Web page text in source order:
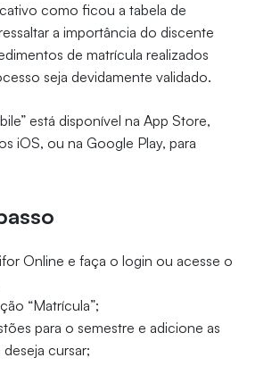
como ficou a tabela de
a importância do discente
de matrícula realizados
seja devidamente validado.
está disponível na App Store,
iOS, ou na Google Play, para
Online e faça o login ou acesse o
“Matrícula”;
para o semestre e adicione as
cursar;